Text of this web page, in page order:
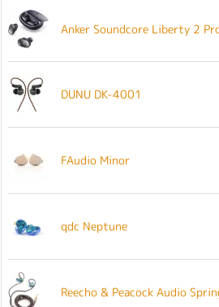
Anker Soundcore Liberty 2
DUNU DK-4001
FAudio Minor
qdc Neptune
Reecho & Peacock Audio